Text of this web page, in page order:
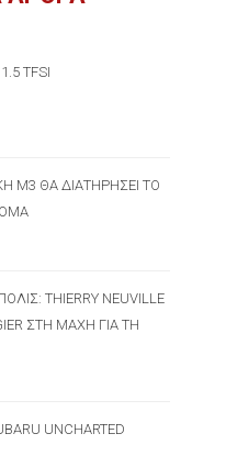
TFSI
M3 ΘΑ ΔΙΑΤΗΡΉΣΕΙ ΤΟ
THIERRY NEUVILLE
ΣΤΗ ΜΆΧΗ ΓΙΑ ΤΗ
UNCHARTED